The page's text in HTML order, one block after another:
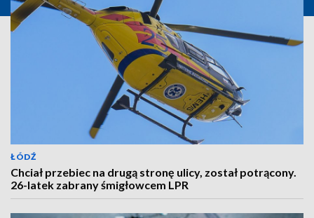
ŁÓDŹ
Chciał przebiec na drugą stronę ulicy, został potrącony.
26-latek zabrany śmigłowcem LPR